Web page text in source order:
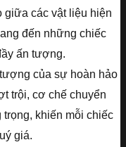
giữa các vật liệu hiện
đến những chiếc
ấn tượng.
của sự hoàn hảo
trội, cơ chế chuyển
trọng, khiến mỗi chiếc
giá.